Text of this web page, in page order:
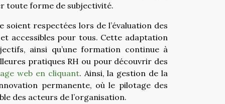
toute forme de subjectivité.
soient respectées lors de l’évaluation des
accessibles pour tous. Cette adaptation
ainsi qu’une formation continue à
pratiques RH ou pour découvrir des
web en cliquant. Ainsi, la gestion de la
permanente, où le pilotage des
des acteurs de l’organisation.